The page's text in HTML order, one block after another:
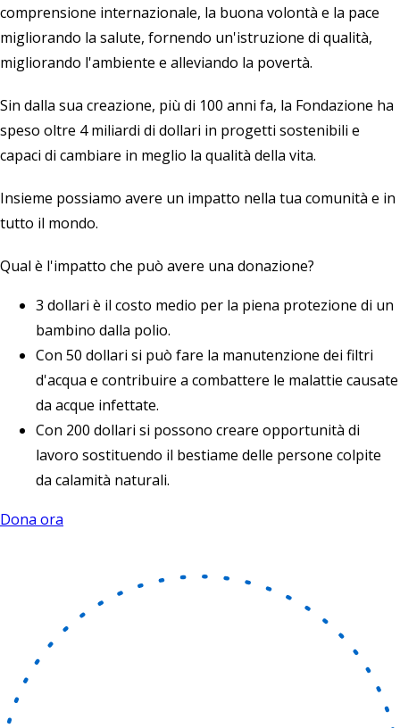
comprensione internazionale, la buona volontà e la pace
migliorando la salute, fornendo un'istruzione di qualità,
migliorando l'ambiente e alleviando la povertà.
Sin dalla sua creazione, più di 100 anni fa, la Fondazione ha
speso oltre 4 miliardi di dollari in progetti sostenibili e
capaci di cambiare in meglio la qualità della vita.
Insieme possiamo avere un impatto nella tua comunità e in
tutto il mondo.
Qual è l'impatto che può avere una donazione?
3 dollari è il costo medio per la piena protezione di un
bambino dalla polio.
Con 50 dollari si può fare la manutenzione dei filtri
d'acqua e contribuire a combattere le malattie causate
da acque infettate.
Con 200 dollari si possono creare opportunità di
lavoro sostituendo il bestiame delle persone colpite
da calamità naturali.
Dona ora